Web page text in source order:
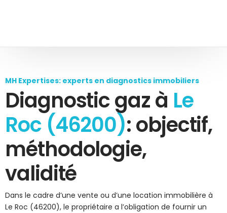
MH Expertises: experts en diagnostics immobiliers
Diagnostic gaz à Le
Roc (46200): objectif,
méthodologie,
validité
Dans le cadre d’une vente ou d’une location immobilière à
Le Roc (46200), le propriétaire a l’obligation de fournir un